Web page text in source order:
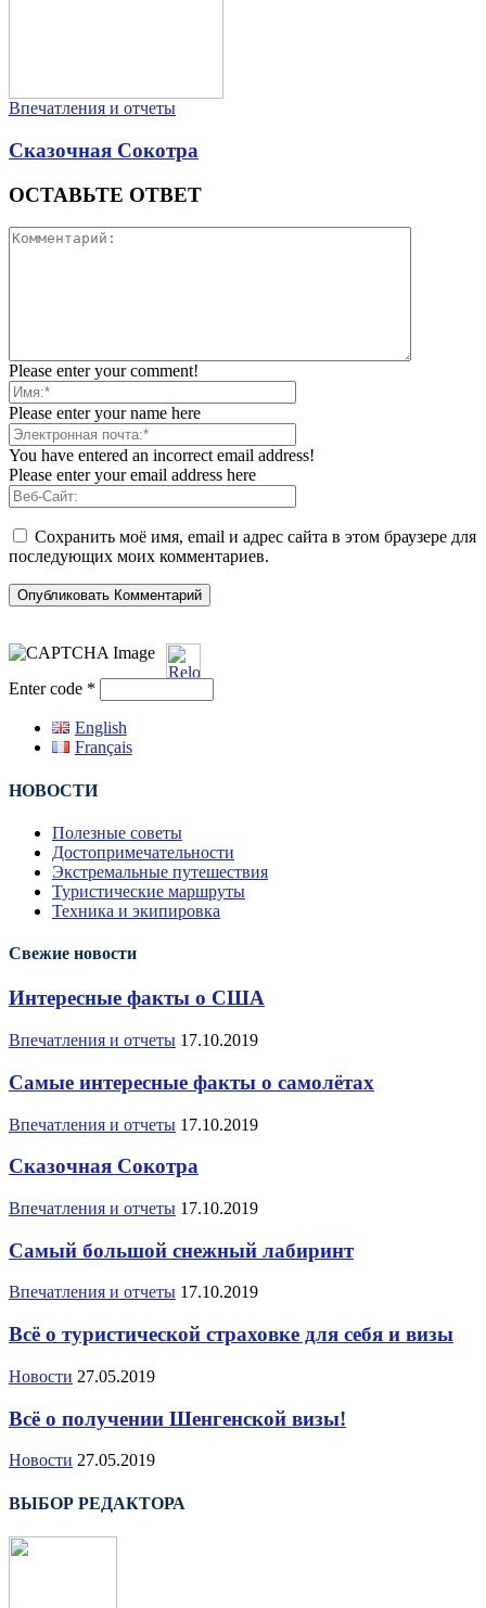
Впечатления и отчеты
Сказочная Сокотра
ОСТАВЬТЕ ОТВЕТ
Please enter your comment!
Please enter your name here
You have entered an incorrect email address!
Please enter your email address here
Сохранить моё имя, email и адрес сайта в этом браузере для
последующих моих комментариев.
Enter code *
English
Français
НОВОСТИ
Полезные советы
Достопримечательности
Экстремальные путешествия
Туристические маршруты
Техника и экипировка
Свежие новости
Интересные факты о США
Впечатления и отчеты 17.10.2019
Самые интересные факты о самолётах
Впечатления и отчеты 17.10.2019
Сказочная Сокотра
Впечатления и отчеты 17.10.2019
Самый большой снежный лабиринт
Впечатления и отчеты 17.10.2019
Всё о туристической страховке для себя и визы
Новости 27.05.2019
Всё о получении Шенгенской визы!
Новости 27.05.2019
ВЫБОР РЕДАКТОРА